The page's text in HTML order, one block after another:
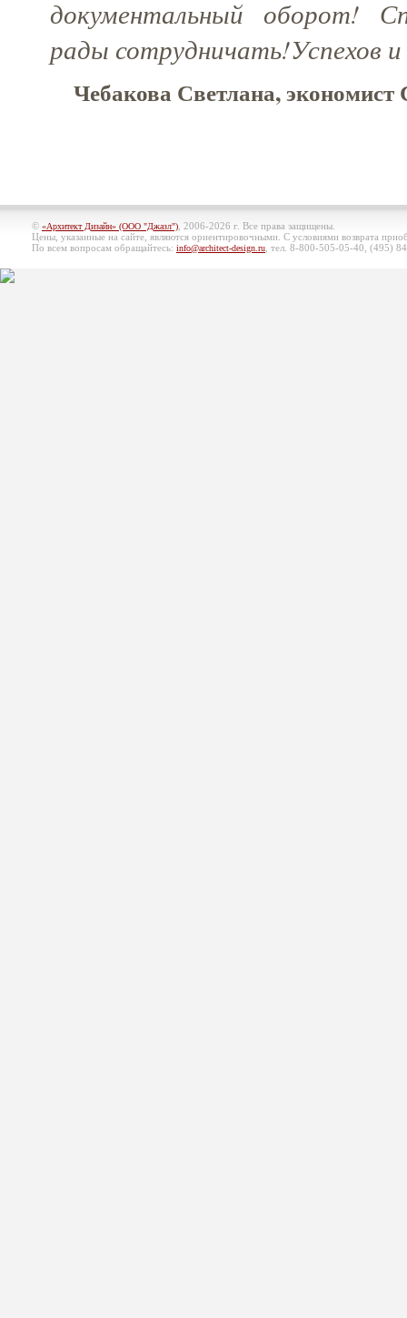
документальный оборот!
рады сотрудничать!Успехов
Чебакова Светлана,
© «Архитект Дизайн» (ООО "Джазл") , 2006-2026 г. Все права защищены.
Цены, указанные на сайте, являются ориентировочными. С условиями возврата
По всем вопросам обращайтесь: info@architect-design.ru , тел. 8-800-505-05-40, (495)